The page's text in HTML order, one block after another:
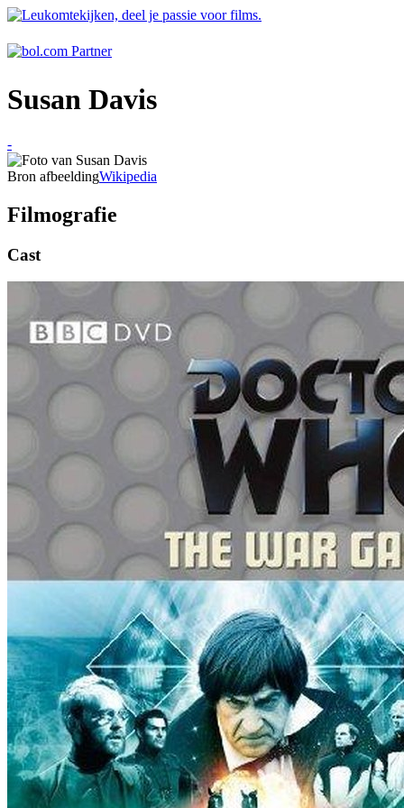
Susan Davis
-
Bron afbeeldingWikipedia
Filmografie
Cast